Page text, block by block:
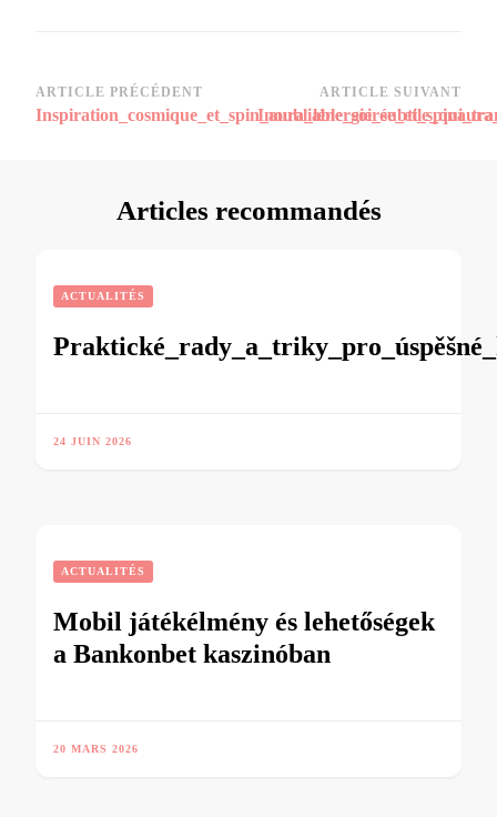
Navigation
d’article
ARTICLE PRÉCÉDENT ARTICLE SUIVANT
Articles recommandés
ACTUALITÉS
24 JUIN 2026
ACTUALITÉS
Mobil játékélmény és lehetőségek
a Bankonbet kaszinóban
20 MARS 2026